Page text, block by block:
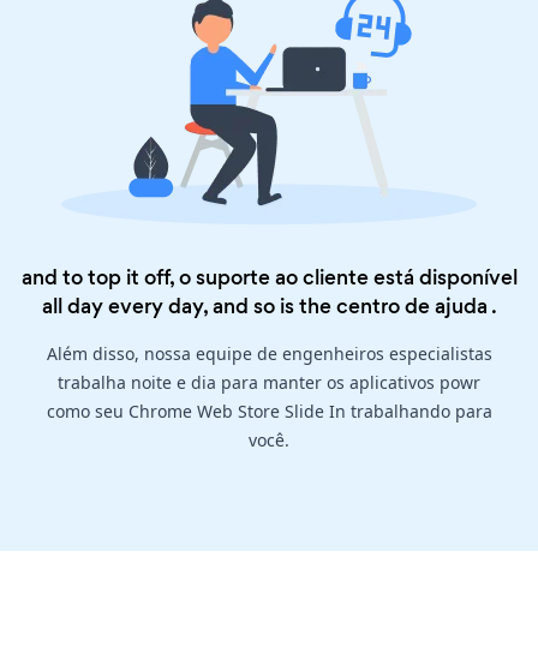
and to top it off, o suporte ao cliente está disponível
all day every day, and so is thecentro de ajuda .
Além disso, nossa equipe de engenheiros especialistas
trabalha noite e dia para manter os aplicativos powr
como seu Chrome Web Store Slide In trabalhando para
você.